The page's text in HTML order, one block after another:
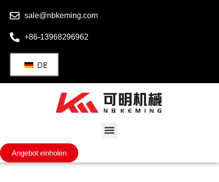
sale@nbkeming.com
+86-13968296962
DE
Angebot einholen